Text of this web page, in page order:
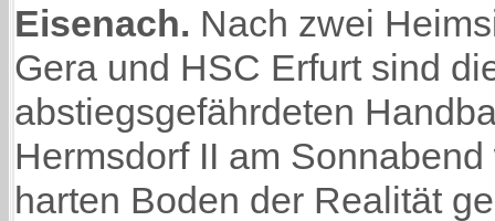
Eisenach. Nach zwei
Gera und HSC Erfurt sind
abstiegsgefährdeten
Hermsdorf II am
harten Boden der Realität